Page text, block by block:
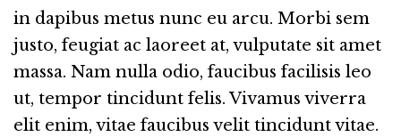
in dapibus metus nunc eu arcu. Morbi sem
justo, feugiat ac laoreet at, vulputate sit amet
massa. Nam nulla odio, faucibus facilisis leo
ut, tempor tincidunt felis. Vivamus viverra
elit enim, vitae faucibus velit tincidunt vitae.